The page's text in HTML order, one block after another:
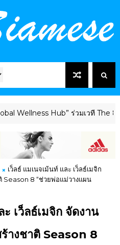
Hub” ร่วมเวที The 8th
เว็ลธ์ แมเนจเม้นท์ และ เว็ลธ์เมจิก
Season 8 “ช่วยพ่อแม่วางแผน
เว็ลธ์เมจิก จัดงาน
างชาติ Season 8